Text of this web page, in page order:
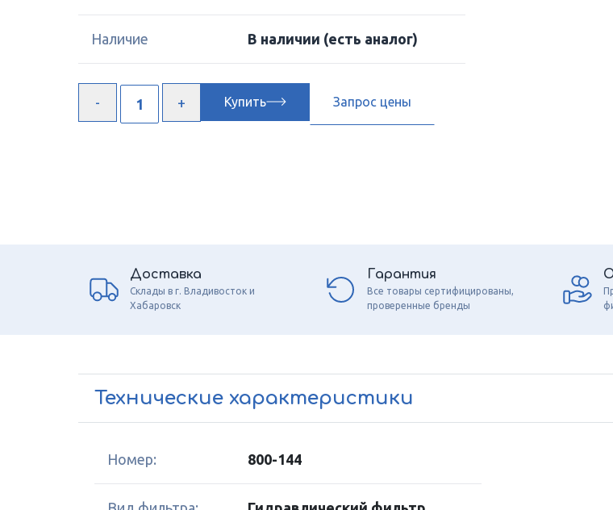
Наличие В наличии (есть аналог)
Купить Запрос цены
Доставка
Склады в г. Владивосток и
Хабаровск
Гарантия
Все товары сертифицированы,
проверенные бренды
Технические характеристики
Номер: 800-144